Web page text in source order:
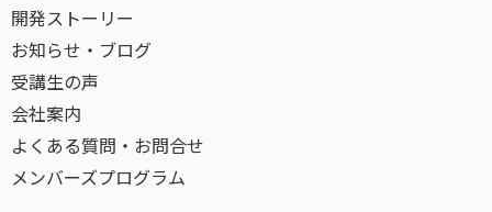
開発ストーリー
お知らせ・ブログ
受講生の声
会社案内
よくある質問・お問合せ
メンバーズプログラム